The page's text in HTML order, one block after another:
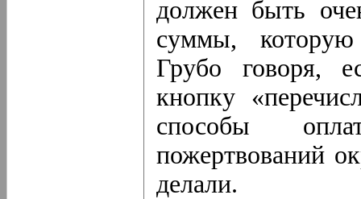
должен быть
суммы, которую
Грубо говоря,
кнопку
способы
пожертвований
делали.